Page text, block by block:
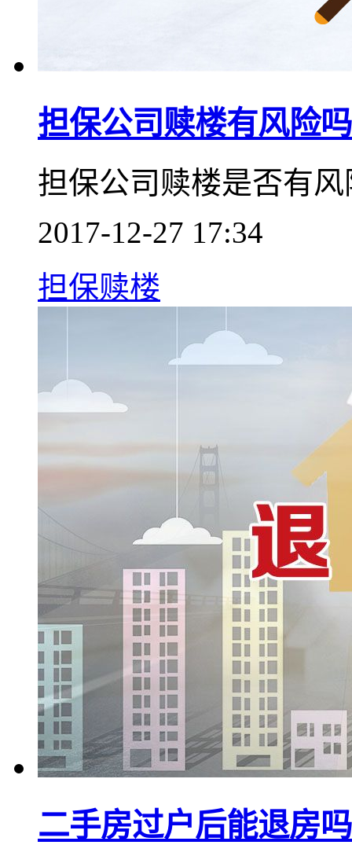
担保公司赎楼有风险吗
担保公司赎楼是否有风
2017-12-27 17:34
担保赎楼
二手房过户后能退房